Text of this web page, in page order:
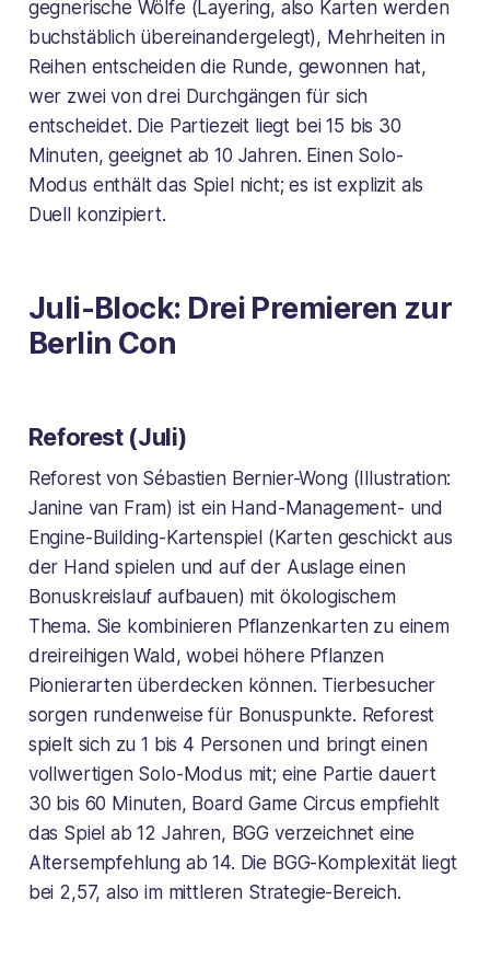
gegnerische Wölfe (Layering, also Karten werden
buchstäblich übereinandergelegt), Mehrheiten in
Reihen entscheiden die Runde, gewonnen hat,
wer zwei von drei Durchgängen für sich
entscheidet. Die Partiezeit liegt bei 15 bis 30
Minuten, geeignet ab 10 Jahren. Einen Solo-
Modus enthält das Spiel nicht; es ist explizit als
Duell konzipiert.
Juli-Block: Drei Premieren zur
Berlin Con
Reforest (Juli)
Reforest von Sébastien Bernier-Wong (Illustration:
Janine van Fram) ist ein Hand-Management- und
Engine-Building-Kartenspiel (Karten geschickt aus
der Hand spielen und auf der Auslage einen
Bonuskreislauf aufbauen) mit ökologischem
Thema. Sie kombinieren Pflanzenkarten zu einem
dreireihigen Wald, wobei höhere Pflanzen
Pionierarten überdecken können. Tierbesucher
sorgen rundenweise für Bonuspunkte. Reforest
spielt sich zu 1 bis 4 Personen und bringt einen
vollwertigen Solo-Modus mit; eine Partie dauert
30 bis 60 Minuten, Board Game Circus empfiehlt
das Spiel ab 12 Jahren, BGG verzeichnet eine
Altersempfehlung ab 14. Die BGG-Komplexität liegt
bei 2,57, also im mittleren Strategie-Bereich.